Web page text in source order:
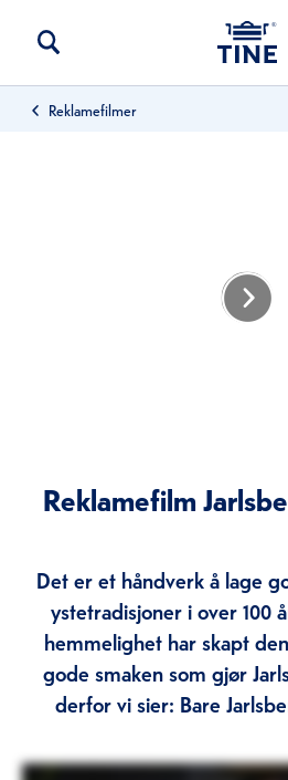
Reklamefilmer
Reklamefilm
Det er et håndverk å lage
ystetradisjoner i over 100
hemmelighet har skapt
gode smaken som gjør
derfor vi sier: Bare